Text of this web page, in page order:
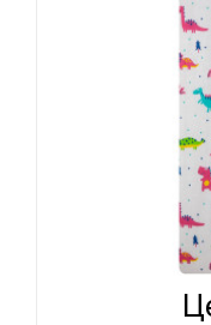
стиркам –
ВОМБАТИК